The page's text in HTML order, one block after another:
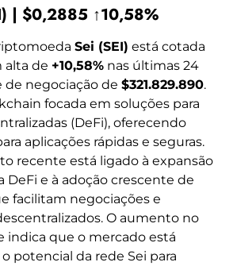
| $0,2885 ↑10,58%
Sei (SEI) está cotada
alta de +10,58% nas últimas 24
de negociação de $321.829.890.
focada em soluções para
(DeFi), oferecendo
aplicações rápidas e seguras.
recente está ligado à expansão
DeFi e à adoção crescente de
facilitam negociações e
O aumento no
indica que o mercado está
potencial da rede Sei para